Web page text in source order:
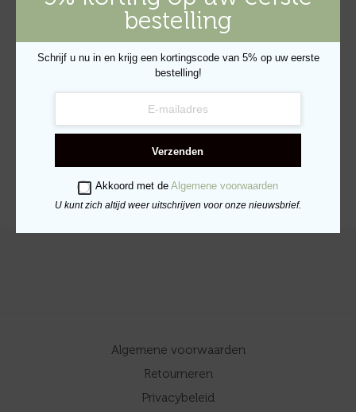
Algemene voorwaarden
Retourneren
Privacybeleid
bestelling
Schrijf u nu in en krijg een kortingscode van 5% op uw eerste
bestelling!
Verzenden
Akkoord met deAlgemene voorwaarden
U kunt zich altijd weer uitschrijven voor onze nieuwsbrief.